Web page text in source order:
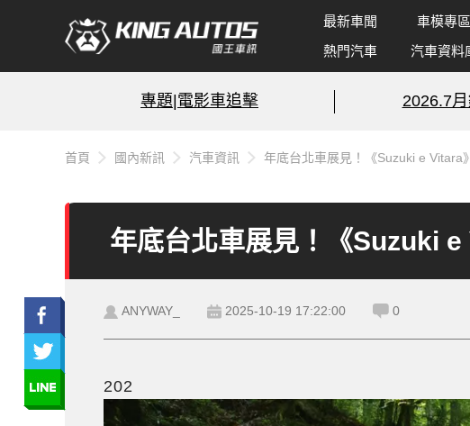
最新車聞 車模專區
熱門汽車
汽車資料
專題|電影車追擊 2026.7
首頁 國內新訊 汽車資訊 年底台北車展見！《Suzuki e Vitara
年底台北車展見！《Suzuki
ANYWAY_ 2025-10-19 17:22:00 0
202